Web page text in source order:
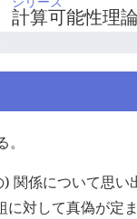
計算可能性理
関係について思
対して真偽が定